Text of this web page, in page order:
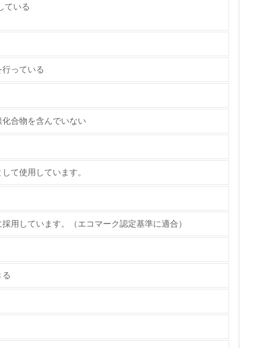
使用量削減の取り組みを行っている
画を立てている
ている
っている
合物を含んでいない
て使用しています。
用しています。（エコマーク認定基準に適合）